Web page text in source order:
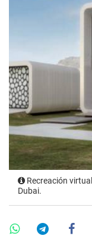
Recreación
Dubai.